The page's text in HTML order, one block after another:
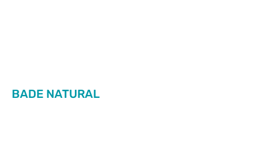
BADE NATURAL